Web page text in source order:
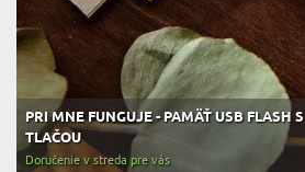
PRI MNE FUNGUJE - PAMÄŤ USB FLASH S
TLAČOU
Doručenie v streda pre vás